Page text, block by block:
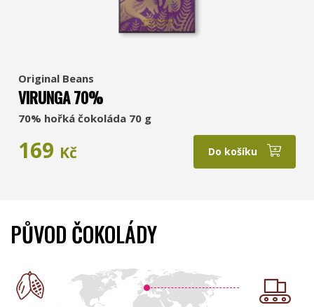
Original Beans
VIRUNGA 70%
70% hořká čokoláda 70 g
169 Kč Do košíku
PŮVOD ČOKOLÁDY